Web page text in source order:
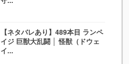
【ネタバレあり】489本目 ランペ
イジ 巨獣大乱闘 │ 怪獣（ドウェ
イ...